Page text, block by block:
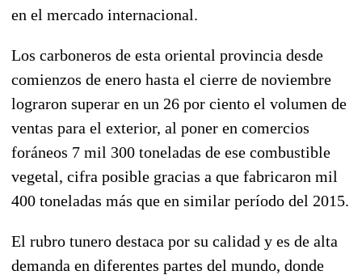
en el mercado internacional.
Los carboneros de esta oriental provincia desde
comienzos de enero hasta el cierre de noviembre
lograron superar en un 26 por ciento el volumen de
ventas para el exterior, al poner en comercios
foráneos 7 mil 300 toneladas de ese combustible
vegetal, cifra posible gracias a que fabricaron mil
400 toneladas más que en similar período del 2015.
El rubro tunero destaca por su calidad y es de alta
demanda en diferentes partes del mundo, donde